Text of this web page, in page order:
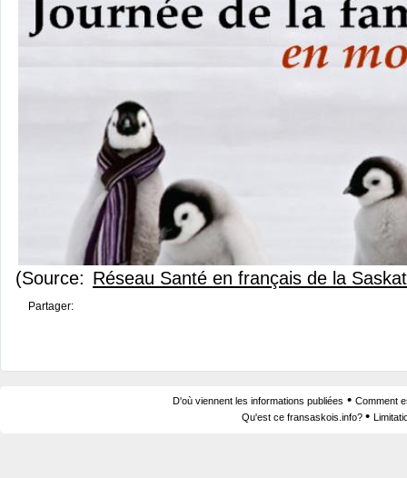
(Source: Réseau Santé en français de la
Partager:
D'où viennent les informations publiées • Comment
Qu'est ce fransaskois.info? •